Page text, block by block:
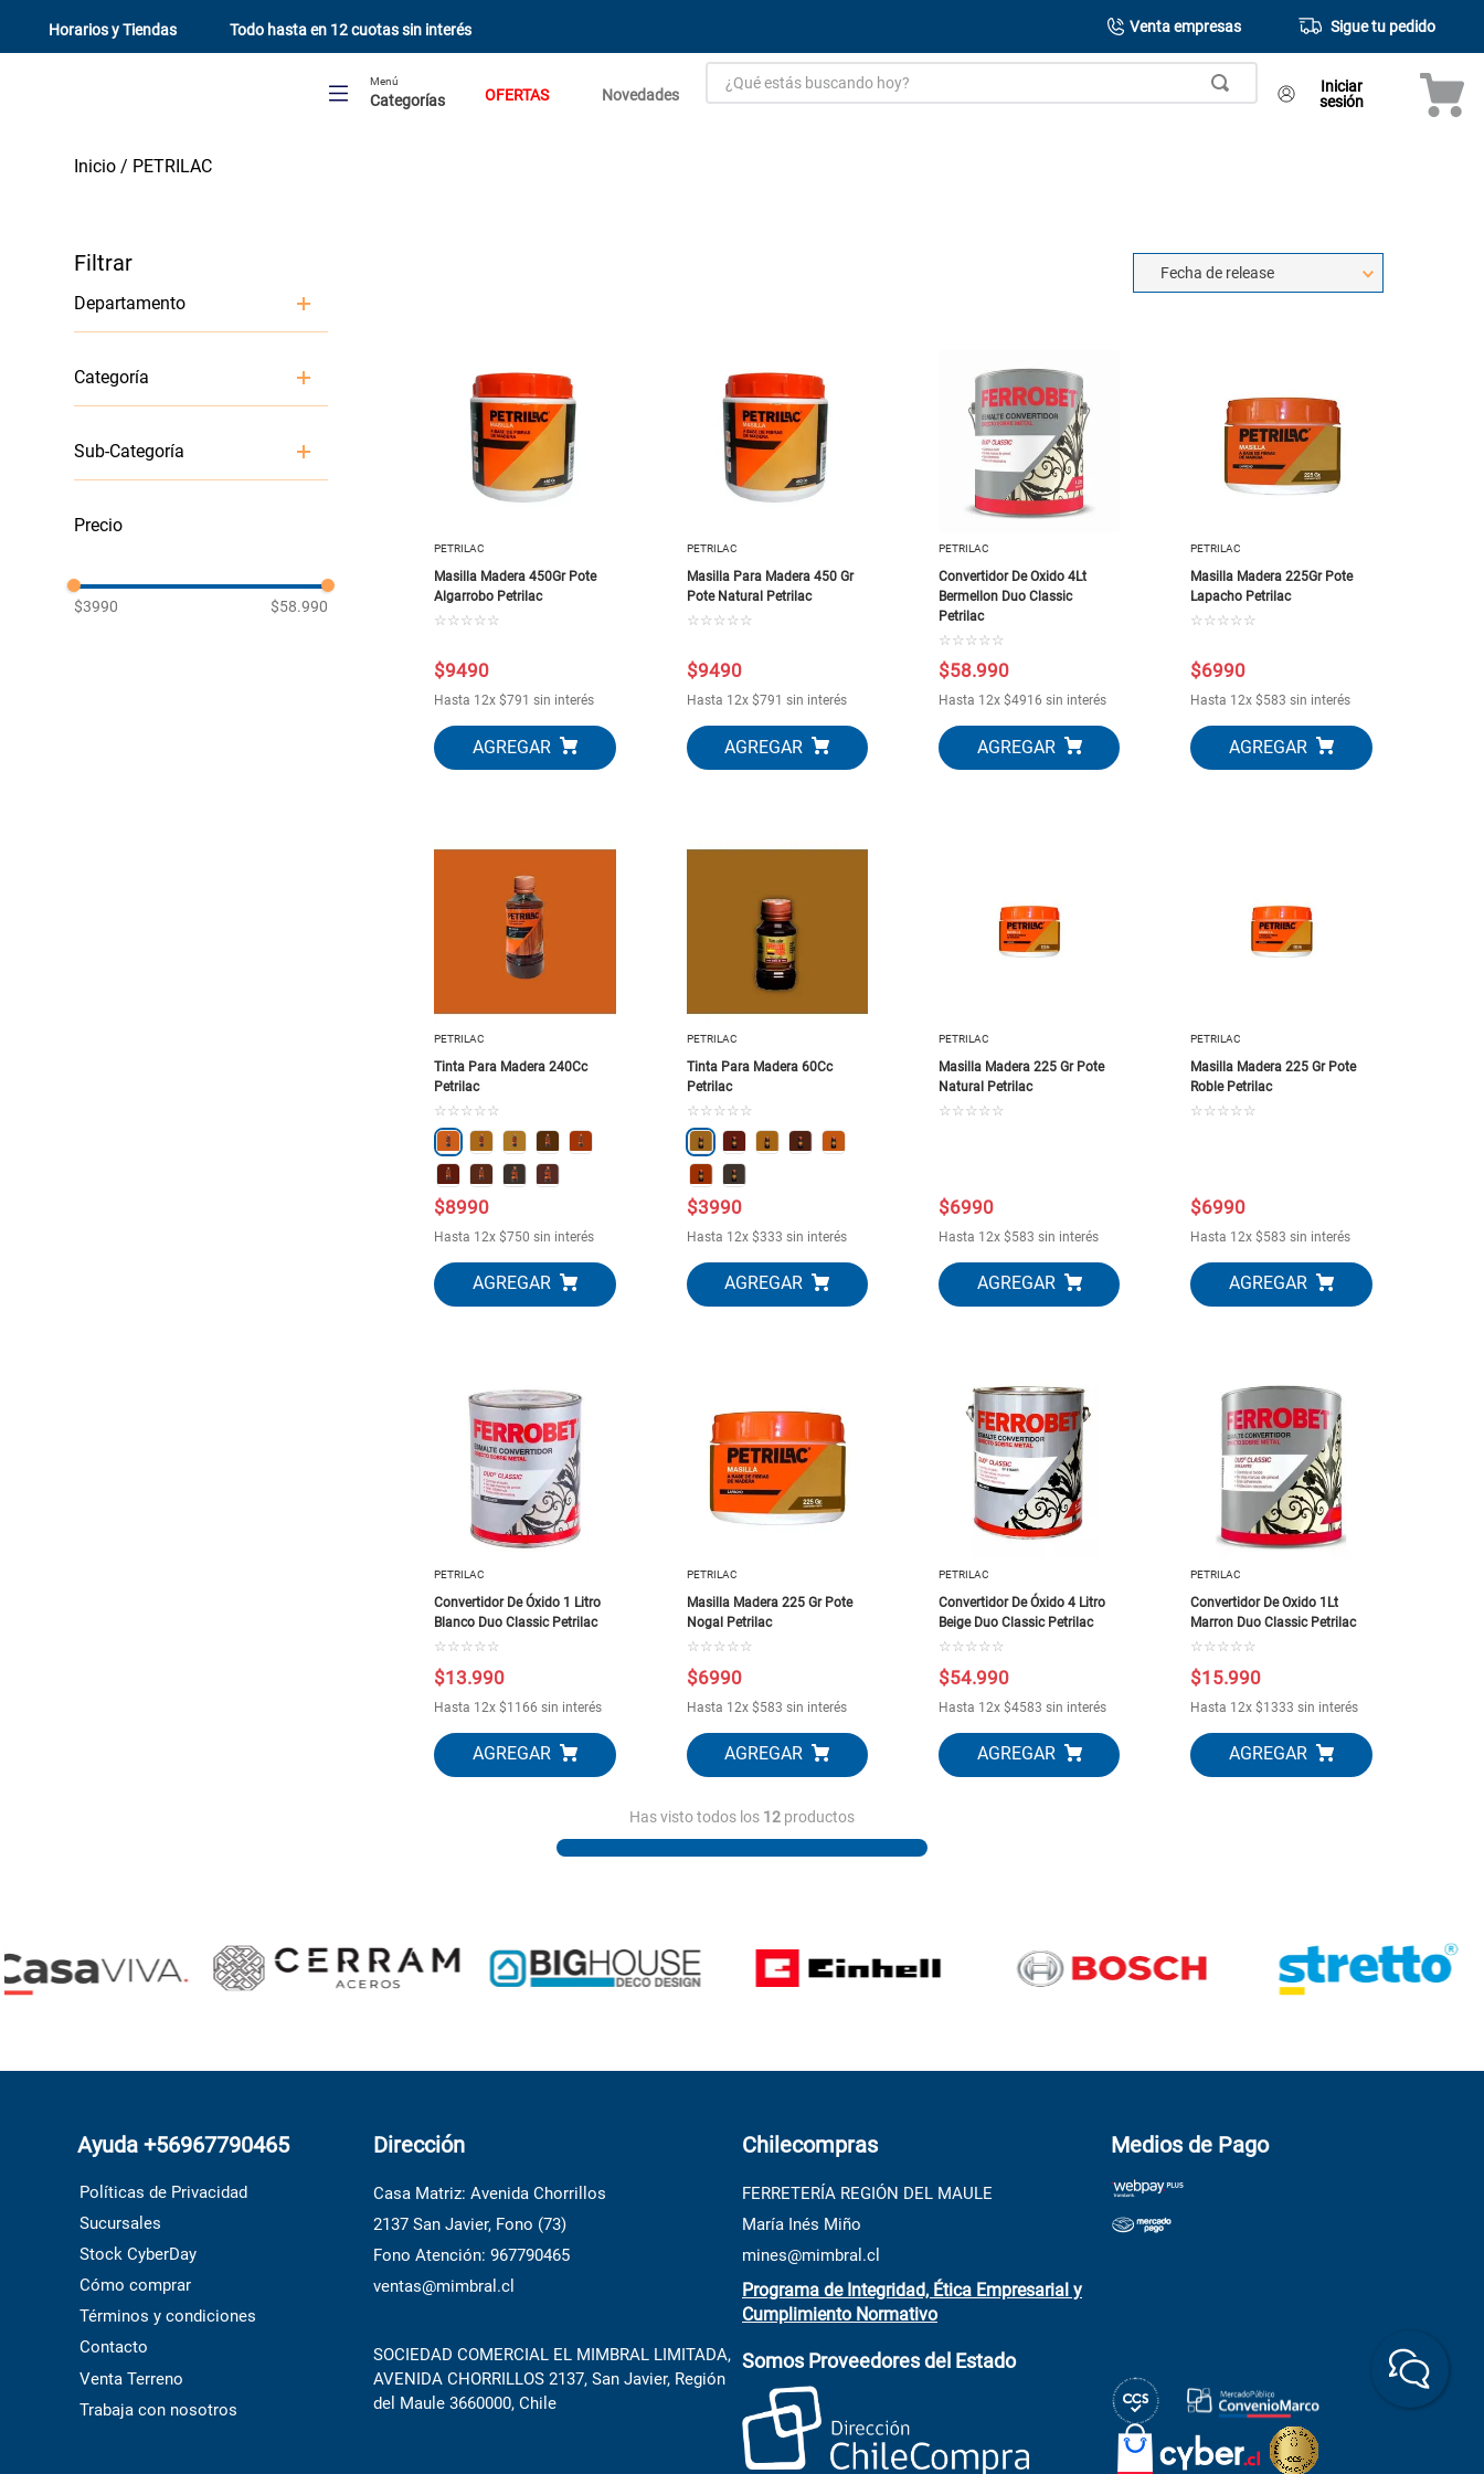
Horarios y Tiendas Todo hasta en 12 cuotas sin interés Venta empresas Sigue tu pedido
Menú
Categorías OFERTAS Novedades
¿Qué estás buscando hoy?
Iniciar
sesión
PETRILAC
Departamento
Categoría
superficies
Protector de madera, barnices y
Sub-Categoría
Antióxido y Convertidores de
$3990 $58.990
Fecha de release
PETRILAC
Masilla Madera 450Gr Pote
Algarrobo Petrilac
☆ ☆ ☆ ☆ ☆
$9490
Hasta 12x$791 sin interés
PETRILAC
Masilla Para Madera 450 Gr
Pote Natural Petrilac
☆ ☆ ☆ ☆ ☆
$9490
Hasta 12x $791 sin interés
PETRILAC
Convertidor De Oxido 4Lt
Bermellon Duo Classic
Petrilac
☆ ☆ ☆ ☆ ☆
$58.990
Hasta 12x $4916 sin interés
PETRILAC
Masilla Madera 225Gr Pote
Lapacho Petrilac
☆ ☆ ☆ ☆ ☆
$6990
Hasta 12x$583 sin interés
PETRILAC
Tinta Para Madera 240Cc
Petrilac
☆ ☆ ☆ ☆ ☆
$8990
Hasta 12x$750 sin interés
PETRILAC
Tinta Para Madera 60Cc
Petrilac
☆ ☆ ☆ ☆ ☆
$3990
Hasta 12x $333 sin interés
PETRILAC
Masilla Madera 225 Gr Pote
Natural Petrilac
☆ ☆ ☆ ☆ ☆
$6990
Hasta 12x $583 sin interés
PETRILAC
Masilla Madera 225 Gr Pote
Roble Petrilac
☆ ☆ ☆ ☆ ☆
$6990
Hasta 12x$583 sin interés
PETRILAC
Convertidor De Óxido 1 Litro
Blanco Duo Classic Petrilac
☆ ☆ ☆ ☆ ☆
$13.990
Hasta 12x$1166 sin interés
PETRILAC
Masilla Madera 225 Gr Pote
Nogal Petrilac
☆ ☆ ☆ ☆ ☆
$6990
Hasta 12x $583 sin interés
PETRILAC
Convertidor De Óxido 4 Litro
Beige Duo Classic Petrilac
☆ ☆ ☆ ☆ ☆
$54.990
Hasta 12x $4583 sin interés
PETRILAC
Convertidor De Oxido 1Lt
Marron Duo Classic Petrilac
☆ ☆ ☆ ☆ ☆
$15.990
Hasta 12x$1333 sin interés
Has visto todos los 12 productos
Ayuda +56967790465
Políticas de Privacidad
Sucursales
Stock CyberDay
Cómo comprar
Términos y condiciones
Contacto
Venta Terreno
Trabaja con nosotros
Dirección
Casa Matriz: Avenida Chorrillos
2137 San Javier, Fono (73)
Fono Atención: 967790465
ventas@mimbral.cl
SOCIEDAD COMERCIAL EL MIMBRAL LIMITADA,
AVENIDA CHORRILLOS 2137, San Javier, Región
del Maule 3660000, Chile
Chilecompras
FERRETERÍA REGIÓN DEL MAULE
María Inés Miño
mines@mimbral.cl
Programa de Integridad, Ética Empresarial y
Cumplimiento Normativo
Somos Proveedores del Estado
Medios de Pago
puerta
generador
porcelanato
puertas